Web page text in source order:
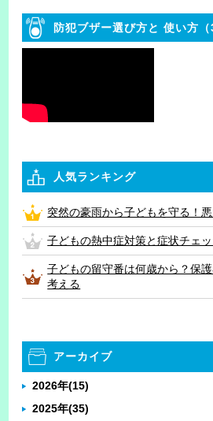
防犯ブザー選び方と 使い方（
人気ランキング
突然の豪雨から子どもを守る！
子どもの熱中症対策と症状チェ
子どもの留守番は何歳から？保
考える
アーカイブ
2026年(15)
2025年(35)